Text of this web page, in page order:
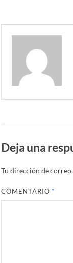
Deja una
Tu dirección de
COMENTARIO *